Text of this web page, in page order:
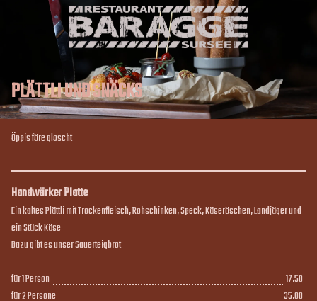
PLÄTTLI UND SNÄCKS
Öppis före gloscht
Handwärker Platte
Ein kaltes Plättli mit Trockenfleisch, Rohschinken, Speck, Käseröschen, Landjäger und
ein Stück Käse
Dazu gibt es unser Sauerteigbrot
für 1 Person
17.50
für 2 Persone
35.00